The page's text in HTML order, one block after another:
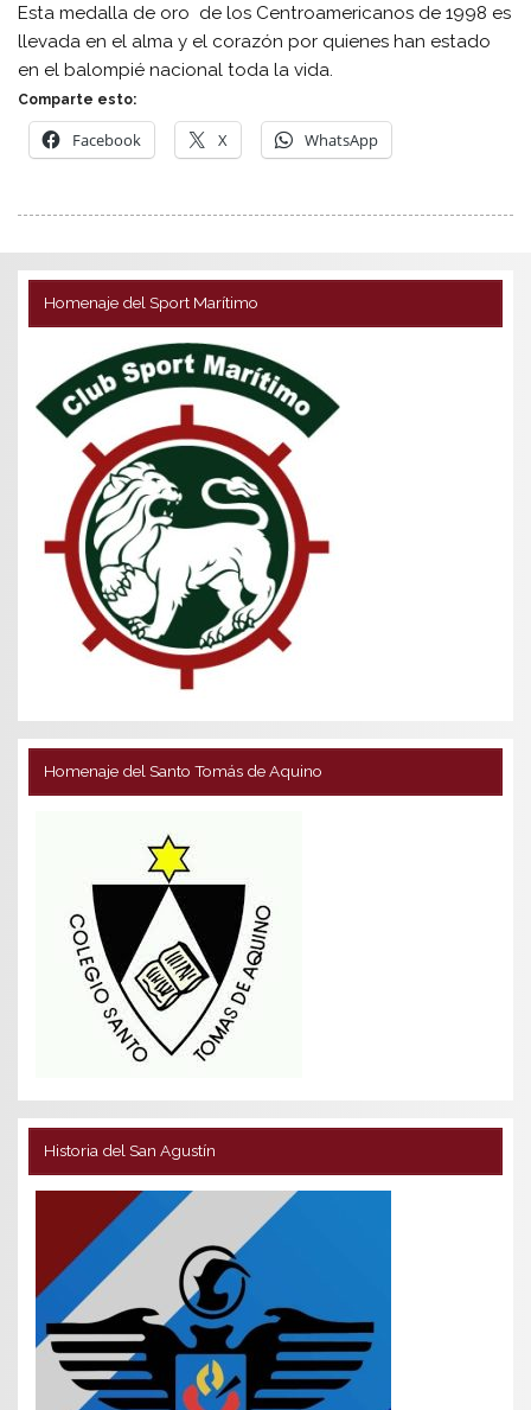
Esta medalla de oro de los Centroamericanos de 1998 es
llevada en el alma y el corazón por quienes han estado
en el balompié nacional toda la vida.
Comparte esto:
Facebook X WhatsApp
Homenaje del Sport Marítimo
Homenaje del Santo Tomás de Aquino
Historia del San Agustín